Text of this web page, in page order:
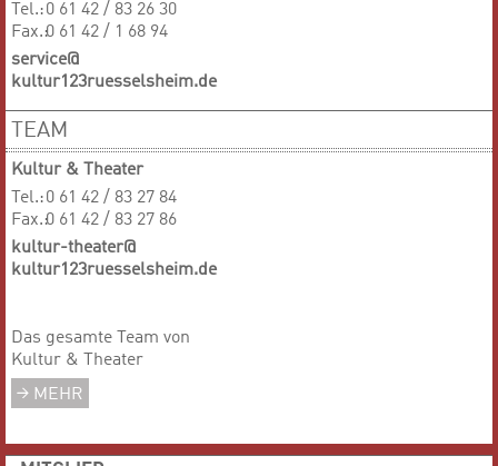
Tel.:0 61 42 / 83 26 30
Fax.:0 61 42 / 1 68 94
service@
kultur123ruesselsheim.de
TEAM
Kultur & Theater
Tel.:0 61 42 / 83 27 84
Fax.:0 61 42 / 83 27 86
kultur-theater@
kultur123ruesselsheim.de
Das gesamte Team von
Kultur & Theater
MEHR